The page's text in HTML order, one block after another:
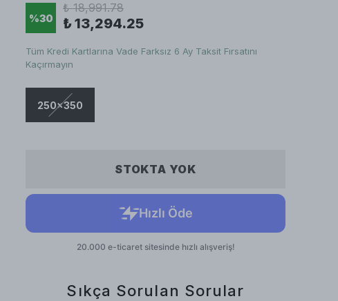
%30
₺ 18,991.78
₺ 13,294.25
Tüm Kredi Kartlarına Vade Farksız 6 Ay Taksit Fırsatını
Kaçırmayın
250x350
STOKTA YOK
Sıkça Sorulan Sorular